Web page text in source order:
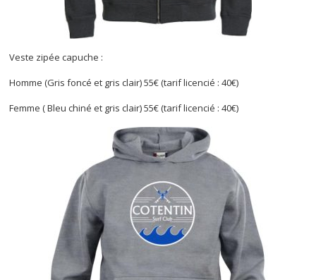
Veste zipée capuche :
Homme (Gris foncé et gris clair) 55€ (tarif licencié : 40€)
Femme ( Bleu chiné et gris clair) 55€ (tarif licencié : 40€)